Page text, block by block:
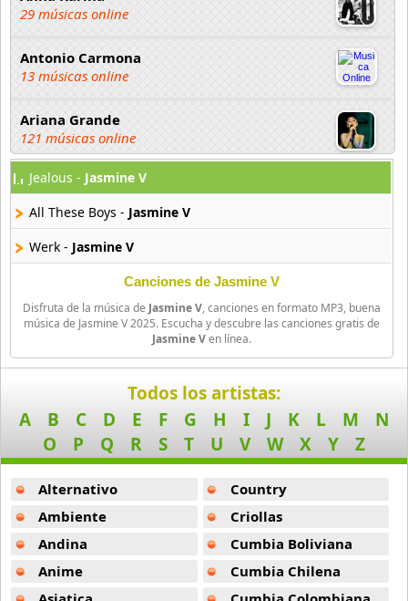
29 músicas online
Antonio Carmona
13 músicas online
Ariana Grande
121 músicas online
Aselin Debison
25 músicas online
Asmir Young
36 músicas online
Aya Nakamura
44 músicas online
B J Thomas
18 músicas online
Bellakath
27 músicas online
Benson Boone
16 músicas online
Beret
50 músicas online
Jealous - Jasmine V
All These Boys - Jasmine V
Werk - Jasmine V
Canciones de Jasmine V
Disfruta de la música de Jasmine V, canciones en formato MP3, buena
música de Jasmine V 2025. Escucha y descubre las canciones gratis de
Jasmine Ven línea.
Todos los artistas:
A
B C D E F G H I J K L M
N
O
P Q R S T U V W X Y Z
Alternativo
Ambiente
Andina
Anime
Country
Criollas
Cumbia Boliviana
Cumbia Chilena